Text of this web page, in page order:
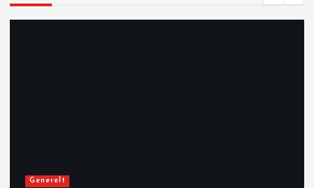
Generelt